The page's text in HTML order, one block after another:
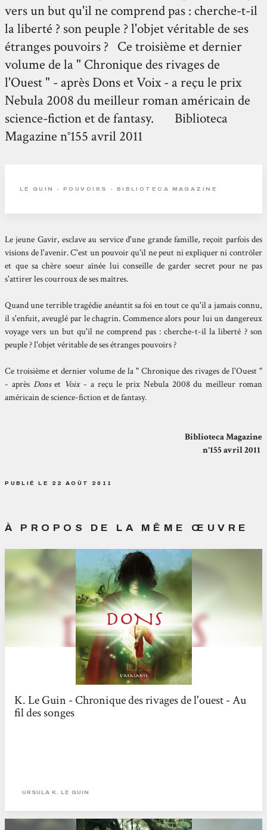
vers un but qu'il ne comprend pas : cherche-t-il
la liberté ? son peuple ? l'objet véritable de ses
étranges pouvoirs ? Ce troisième et dernier
volume de la " Chronique des rivages de
l'Ouest " - après Dons et Voix - a reçu le prix
Nebula 2008 du meilleur roman américain de
science-fiction et de fantasy. Biblioteca
Magazine n°155 avril 2011
LE GUIN - POUVOIRS - BIBLIOTECA MAGAZINE
Le jeune Gavir, esclave au service d'une grande famille, reçoit parfois des
visions de l'avenir. C'est un pouvoir qu'il ne peut ni expliquer ni contrôler
et que sa chère soeur aînée lui conseille de garder secret pour ne pas
s'attirer les courroux de ses maîtres.
Quand une terrible tragédie anéantit sa foi en tout ce qu'il a jamais connu,
il s'enfuit, aveuglé par le chagrin. Commence alors pour lui un dangereux
voyage vers un but qu'il ne comprend pas : cherche-t-il la liberté ? son
peuple ? l'objet véritable de ses étranges pouvoirs ?
Ce troisième et dernier volume de la " Chronique des rivages de l'Ouest "
- après Donset Voix - a reçu le prix Nebula 2008 du meilleur roman
américain de science-fiction et de fantasy.
Biblioteca Magazine
n°155 avril 2011
PUBLIÉ LE 22 AOÛT 2011
À PROPOS DE LA MÊME ŒUVRE
K. Le Guin - Chronique des rivages de l'ouest - Au
fil des songes
URSULA K. LE GUIN